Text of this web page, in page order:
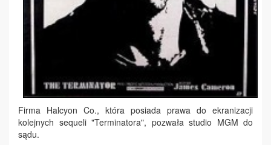
Firma Halcyon Co., która posiada prawa do ekranizacji
kolejnych sequeli "Terminatora", pozwała studio MGM do
sądu.